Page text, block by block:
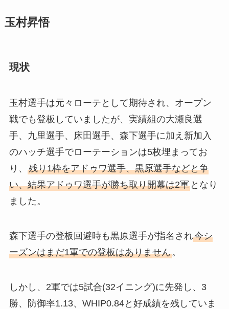
玉村昇悟
現状
玉村選手は元々ローテとして期待され、オープン
戦でも登板していましたが、実績組の大瀬良選
手、九里選手、床田選手、森下選手に加え新加入
のハッチ選手でローテーションは5枚埋まってお
り、 残り1枠をアドゥワ選手、黒原選手などと争
い、結果アドゥワ選手が勝ち取り開幕は2軍となり
ました。
森下選手の登板回避時も黒原選手が指名され今シ
ーズンはまだ1軍での登板はありません。
しかし、2軍では5試合(32イニング)に先発し、3
勝、防御率1.13、WHIP0.84と好成績を残していま